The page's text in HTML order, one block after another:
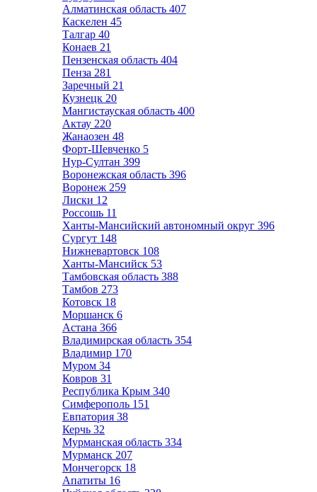
Алматинская область 407
Каскелен 45
Талгар 40
Конаев 21
Пензенская область 404
Пенза 281
Заречный 21
Кузнецк 20
Мангистауская область 400
Актау 220
Жанаозен 48
Форт-Шевченко 5
Нур-Султан 399
Воронежская область 396
Воронеж 259
Лиски 12
Россошь 11
Ханты-Мансийский автономный округ 396
Сургут 148
Нижневартовск 108
Ханты-Мансийск 53
Тамбовская область 388
Тамбов 273
Котовск 18
Моршанск 6
Астана 366
Владимирская область 354
Владимир 170
Муром 34
Ковров 31
Республика Крым 340
Симферополь 151
Евпатория 38
Керчь 32
Мурманская область 334
Мурманск 207
Мончегорск 18
Апатиты 16